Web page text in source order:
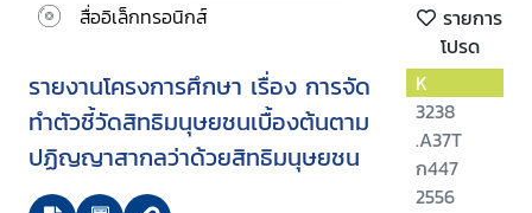
สื่ออิเล็กทรอนิกส์
รายการ
โปรด
รายงานโครงการศึกษา เรื่อง การจัด
ทำตัวชี้วัดสิทธิมนุษยชนเบื้องต้นตาม
ปฏิญญาสากลว่าด้วยสิทธิมนุษยชน
K
3238
.A37T
ก447
2556